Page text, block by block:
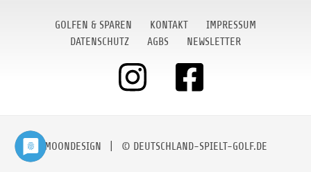
GOLFEN & SPAREN KONTAKT
IMPRESSUM
DATENSCHUTZ
AGBS NEWSLETTER
MOONDESIGN | © DEUTSCHLAND-SPIELT-GOLF.DE